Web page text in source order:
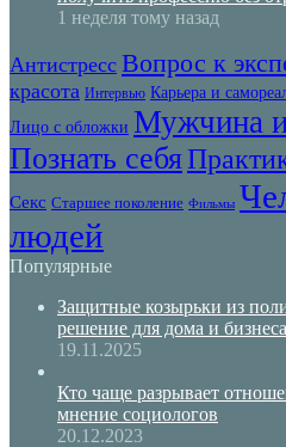
1 неделя тому назад
Антистресс Вопрос к
красота Интервью Карьера и
Лицо с обложки Мужчина
Познать себя
Секс Старшее поколение Фильмы
людей
Популярные
Защитные козырьки из
решение для дома и бизнеса
19.11.2025
Кто чаще разрывает
мнение социологов
20.12.2023